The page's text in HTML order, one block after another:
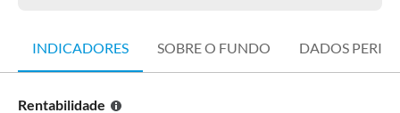
INDICADORES SOBRE O FUNDO DADOS
Rentabilidade